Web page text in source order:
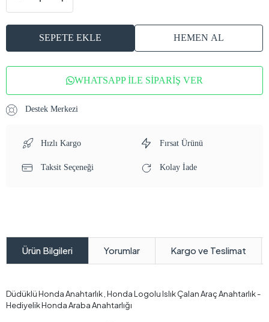
SEPETE EKLE HEMEN AL
WHATSAPP İLE SİPARİŞ VER
Destek Merkezi
Hızlı Kargo Fırsat Ürünü
Taksit Seçeneği Kolay İade
Ürün Bilgileri Yorumlar Kargo ve Teslimat
Düdüklü Honda Anahtarlık , Honda Logolu Islık Çalan Araç Anahtarlık -
Hediyelik Honda Araba Anahtarlığı